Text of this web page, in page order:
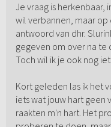
Je vraag is herkenbaar,
wil verbannen, maar
antwoord van dhr.
gegeven om over na te
Toch wil ik je ook nog
Kort geleden las ik het
iets wat jouw hart geen
raakten m'n hart. Het